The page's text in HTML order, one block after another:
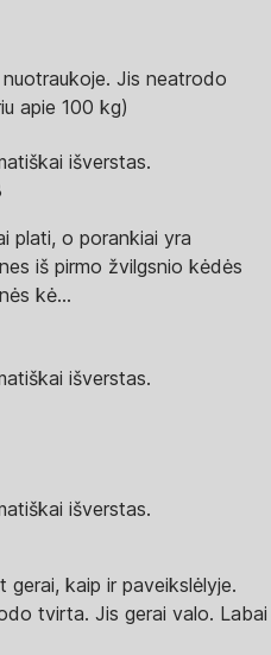
Jis neatrodo
apie 100 kg)
išverstas.
plati, o porankiai yra
iš pirmo žvilgsnio kėdės
kė...
išverstas.
išverstas.
kaip ir paveikslėlyje.
tvirta. Jis gerai valo. Labai